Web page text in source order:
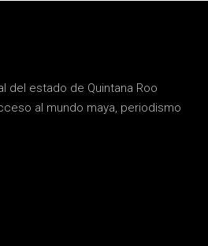
del estado de Quintana Roo
al mundo maya, periodismo